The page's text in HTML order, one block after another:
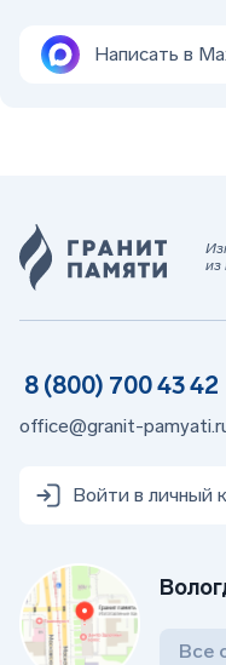
Написать в
из
8 (800) 700 43 42
office@granit-
Войти в личный
Все